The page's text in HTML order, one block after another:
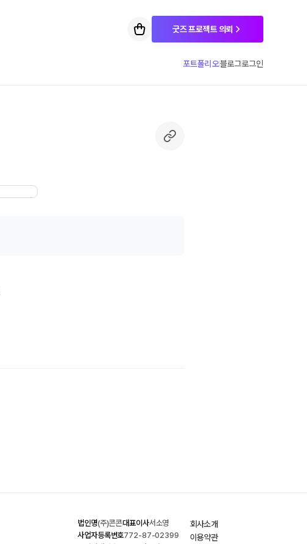
굿즈 프로젝트 의뢰
포트폴리오블로그로그인
법인명(주)콘콘대표이사서소영
사업자등록번호772-87-02399
회사소개
이용약관